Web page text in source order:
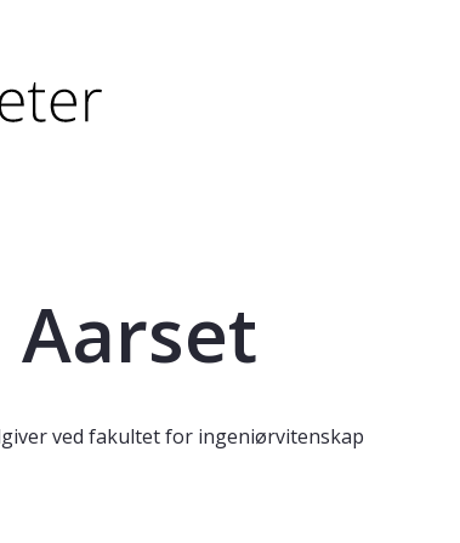
eller - (minus) for å forminske.
eller - (minus) for å forminske.
Aarset
ved fakultet for ingeniørvitenskap